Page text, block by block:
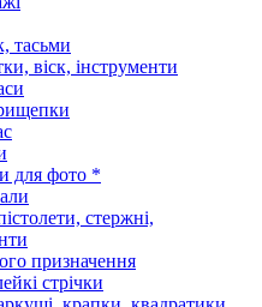
тасьми
віск, інструменти
для фото *
стержні,
призначення
стрічки